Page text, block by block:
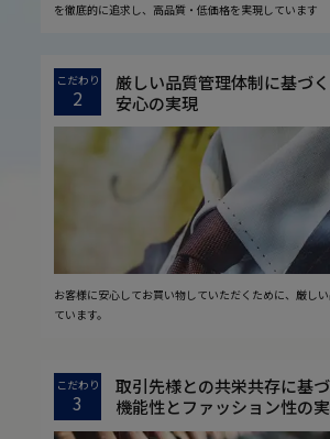
を徹底的に追求し、高品質・低価格を実現しています
こだわり
2
厳しい品質管理体制に基づく
安心の実現
お客様に安心してお買い物していただくために、厳し
ています。
こだわり
3
取引先様との共栄共存に基づ
機能性とファッション性の